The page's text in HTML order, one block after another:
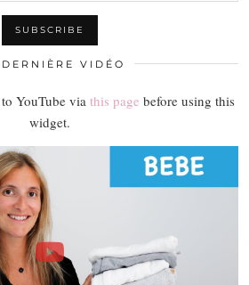
VIDÉO
YouTube via this page before using this
widget.